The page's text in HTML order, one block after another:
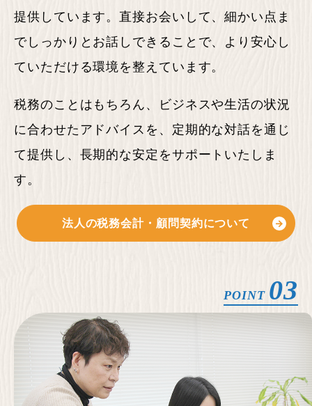
提供しています。直接お会いして、細かい点ま
でしっかりとお話しできることで、より安心し
ていただける環境を整えています。
税務のことはもちろん、ビジネスや生活の状況
に合わせたアドバイスを、定期的な対話を通じ
て提供し、長期的な安定をサポートいたしま
す。
法人の税務会計・顧問契約について
POINT 03